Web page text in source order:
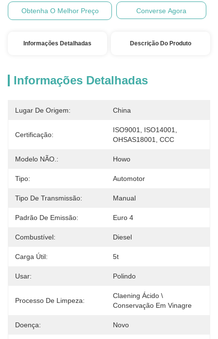
Obtenha O Melhor Preço Converse Agora
Informações Detalhadas Descrição Do Produto
Informações Detalhadas
Lugar De Origem: China
Certificação:
ISO9001, ISO14001,
OHSAS18001, CCC
Modelo NÃO.: Howo
Tipo: Automotor
Tipo De Transmissão: Manual
Padrão De Emissão: Euro 4
Combustível: Diesel
Carga Útil: 5t
Usar: Polindo
Processo De Limpeza:
Claening Ácido \
Conservação Em Vinagre
Doença: Novo